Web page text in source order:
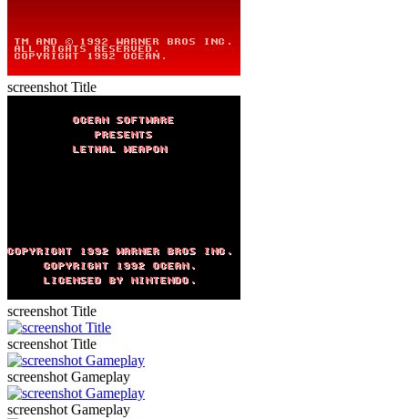
screenshot Title
screenshot Title
screenshot Title
screenshot Gameplay
screenshot Gameplay